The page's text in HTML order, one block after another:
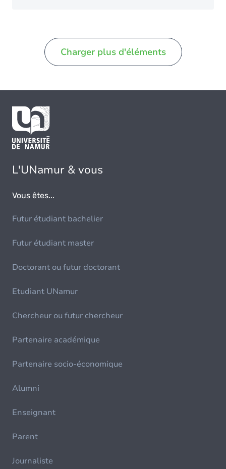
Charger plus d'éléments
L'UNamur & vous
Vous êtes...
Futur étudiant bachelier
Futur étudiant master
Doctorant ou futur doctorant
Etudiant UNamur
Chercheur ou futur chercheur
Partenaire académique
Partenaire socio-économique
Alumni
Enseignant
Parent
Journaliste